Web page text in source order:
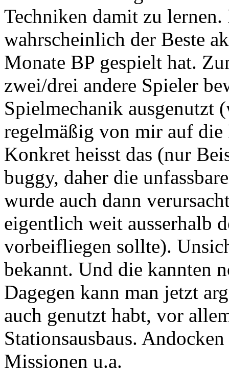
Techniken damit zu
wahrscheinlich der Beste
Monate BP gespielt hat.
zwei/drei andere Spieler
Spielmechanik ausgenutzt
regelmäßig von mir auf die
Konkret heisst das (nur
buggy, daher die
wurde auch dann
eigentlich weit ausserhalb
vorbeifliegen sollte).
bekannt. Und die kannten
Dagegen kann man jetzt
auch genutzt habt, vor
Stationsausbaus.
Missionen u.a.